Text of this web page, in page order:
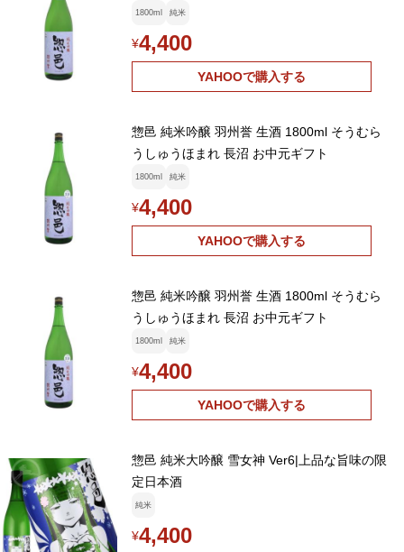
1800ml 純米
¥4,400
YAHOOで購入する
惣邑 純米吟醸 羽州誉 生酒 1800ml そうむら
うしゅうほまれ 長沼 お中元ギフト
1800ml 純米
¥4,400
YAHOOで購入する
惣邑 純米吟醸 羽州誉 生酒 1800ml そうむら
うしゅうほまれ 長沼 お中元ギフト
1800ml 純米
¥4,400
YAHOOで購入する
惣邑 純米大吟醸 雪女神 Ver6|上品な旨味の限
定日本酒
純米
¥4,400